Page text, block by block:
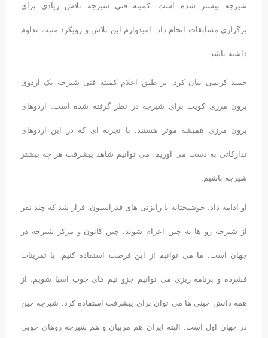
شیرجه بیشتر شده است. کمیته فنی شیرجه تلاش زیادی برای
برگزاری مسابقات انجام داد. امیدوارم این تلاش و رویکرد مثبت تداوم
داشته باشد.
حمید کریمی بیان کرد: بر طبق اعلام کمیته فنی شیرجه یک اردوی
برون مرزی کویت برای شیرجه در نظر گرفته شده است. اردوهای
برون مرزی همیشه موثر هستند. با تجربه ای که در این اردوهای
تدارکاتی به دست می آوریم، می توانیم شاهد پیشرفت هر چه بیشتر
شیرجه باشیم.
او ادامه داد: خوشبختانه با رایزنی های فدراسیون، قرار شد که چند نفر
از شیرجه رو ها به چین اعزام شوند. چین کانون و مرکز شیرجه در
جهان است. ما می توانیم از این فرصت استفاده کنیم. با تمرینات
فشرده و برنامه ریزی می توانیم جزو تیم های خوب آسیا شویم. از
همه دانش چینی ها می توان برای پیشرفت استفاده کرد. شیرجه چین
در جهان اول است. البته ایران هم مربیان و هم شیرجه روهای خوبی